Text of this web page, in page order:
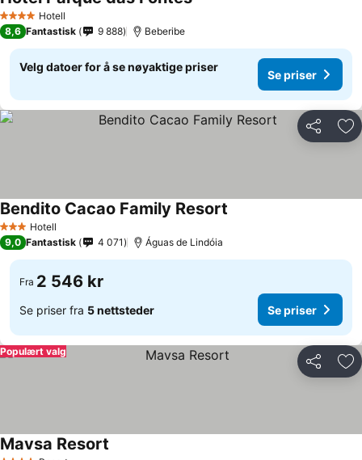
4 StjernerHotell
8,6 Fantastisk 9 888 Beberibe
Velg datoer for å se nøyaktige priser
Se priser
Del
3 StjernerHotell
Bendito Cacao Family Resort
9,0 Fantastisk 4 071 Águas de Lindóia
Fra 2 546 kr
Se priser fra 5 nettsteder Se priser
Del
Populært valg
Mavsa Resort